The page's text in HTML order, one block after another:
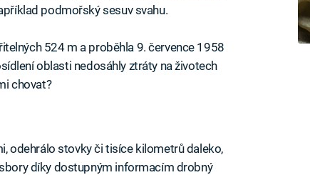
podmořský sesuv svahu.
524 m a proběhla 9. července 1958
oblasti nedosáhly ztráty na životech
chovat?
odehrálo stovky či tisíce kilometrů daleko,
díky dostupným informacím drobný